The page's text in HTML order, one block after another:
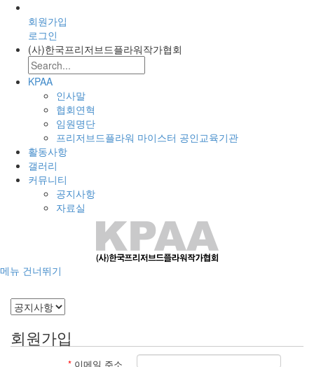
회원가입
로그인
(사)한국프리저브드플라워작가협회
KPAA
인사말
협회연혁
임원명단
프리저브드플라워 마이스터 공인교육기관
활동사항
갤러리
커뮤니티
공지사항
자료실
메뉴 건너뛰기
회원가입
* 이메일 주소